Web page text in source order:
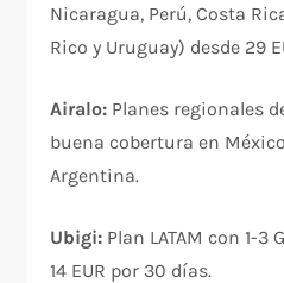
Nicaragua, Perú, Costa
Rico y Uruguay) desde 29
Airalo: Planes regionales
buena cobertura en
Argentina.​
Ubigi: Plan LATAM con 1-3
14 EUR por 30 días.​